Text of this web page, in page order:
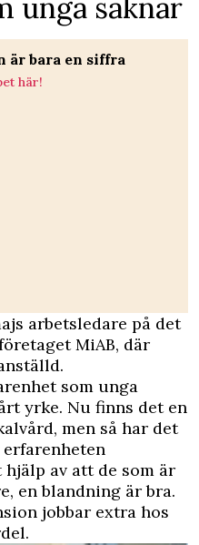
unga saknar
är bara en siffra
här!
arbetsledare på det
MiAB, där
som unga
yrke. Nu finns det en
men så har det
av att de som är
en blandning är bra.
jobbar extra hos